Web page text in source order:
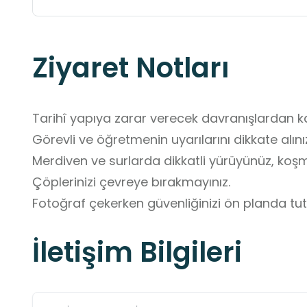
Ziyaret Notları
Tarihî yapıya zarar verecek davranışlardan
Görevli ve öğretmenin uyarılarını dikkate
Merdiven ve surlarda dikkatli yürüyünüz,
Çöplerinizi çevreye bırakmayınız.
Fotoğraf çekerken güvenliğinizi ön planda
İletişim Bilgileri